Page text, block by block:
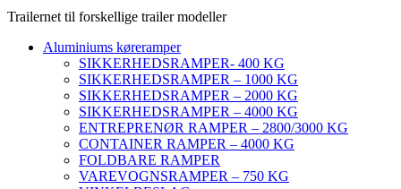
Trailernet til forskellige trailer modeller
Aluminiums køreramper
SIKKERHEDSRAMPER- 400 KG
SIKKERHEDSRAMPER – 1000 KG
SIKKERHEDSRAMPER – 2000 KG
SIKKERHEDSRAMPER – 4000 KG
ENTREPRENØR RAMPER – 2800/3000 KG
CONTAINER RAMPER – 4000 KG
FOLDBARE RAMPER
VAREVOGNSRAMPER – 750 KG